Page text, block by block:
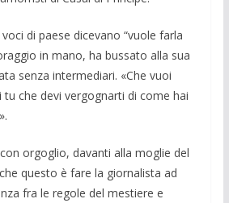
di paese dice­vano “vuole farla
in mano, ha bussato alla sua
senza intermediari. «Che vuoi
tu che devi vergognarti di come hai
orgoglio, da­vanti alla moglie del
questo è fare la giornalista ad
fra le regole del me­stiere e